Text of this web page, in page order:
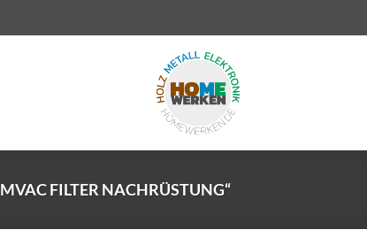
FILTER NACHRÜSTUNG“